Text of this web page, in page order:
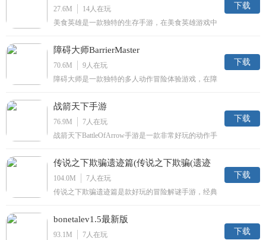
27.6M 14人在玩
美食英雄是一款独特的生存手游，在美食英雄游戏中
下载
障碍大师BarrierMaster
70.6M 9人在玩
障碍大师是一款独特的多人动作冒险体验游戏，在障
下载
战箭天下手游
76.9M 7人在玩
战箭天下BattleOfArrow手游是一款非常好玩的动作手
停不下来，欢迎各位感兴趣的朋友们下载试玩这款游
戏。
下载
传说之下欺骗遗迹篇(传说之下欺骗(遗迹
篇草率完结))
104.0M 7人在玩
传说之下欺骗遗迹篇是款好玩的冒险解谜手游，经典
冒险之旅吧，喜欢的小伙伴千万不要错过哟！
下载
bonetalev1.5最新版
93.1M 7人在玩
下载